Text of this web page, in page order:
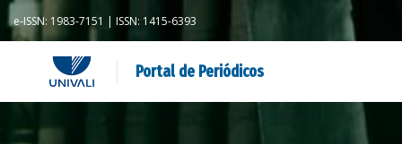
e-ISSN: 1983-7151 | ISSN: 1415-6393
Portal de Periódicos